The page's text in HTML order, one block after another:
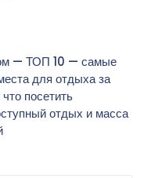
— ТОП 10 — самые
для отдыха за
посетить
отдых и масса